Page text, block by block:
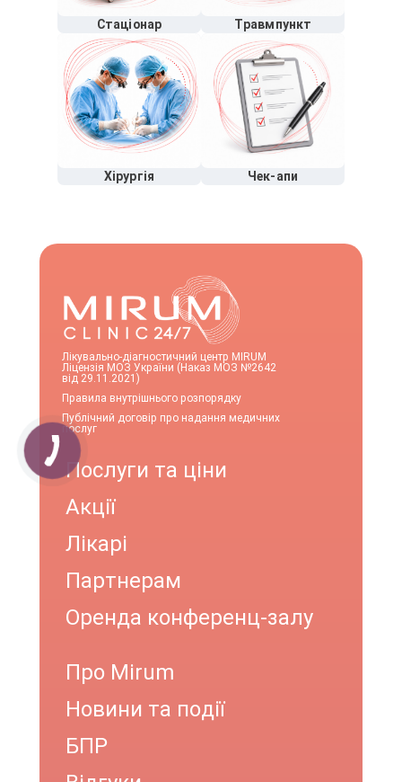
Стаціонар Травмпункт
Хірургія Чек-апи
Лікувально-діагностичний центр MIRUM
Ліцензія МОЗ України (Наказ МОЗ №2642
від 29.11.2021)
Правила внутрішнього розпорядку
Публічний договір про надання медичних
послуг
Послуги та ціни
Акції
Лікарі
Партнерам
Оренда конференц-залу
Про Mirum
Новини та події
БПР